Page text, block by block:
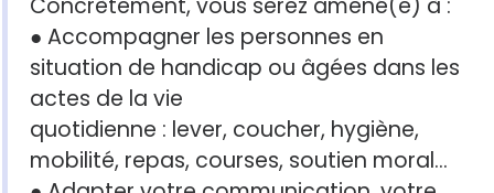
Concrètement, vous serez amené(e) à :
● Accompagner les personnes en
situation de handicap ou âgées dans les
actes de la vie
quotidienne : lever, coucher, hygiène,
mobilité, repas, courses, soutien moral...